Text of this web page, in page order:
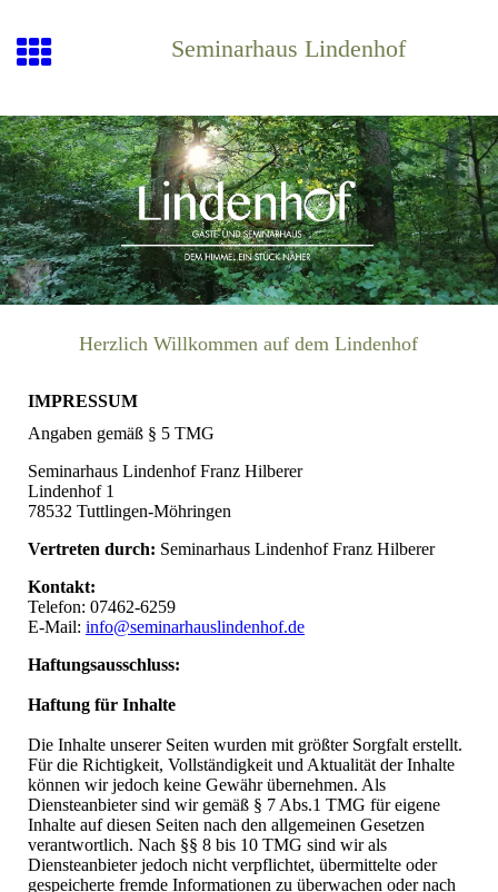
Seminarhaus Lindenhof
Herzlich Willkommen auf dem Lindenhof
IMPRESSUM
Angaben gemäß § 5 TMG
Seminarhaus Lindenhof Franz Hilberer
Lindenhof 1
78532 Tuttlingen-Möhringen
Vertreten durch: Seminarhaus Lindenhof Franz Hilberer
Kontakt:
Telefon: 07462-6259
E-Mail: info@seminarhauslindenhof.de
Haftungsausschluss:
Haftung für Inhalte
Die Inhalte unserer Seiten wurden mit größter Sorgfalt erstellt.
Für die Richtigkeit, Vollständigkeit und Aktualität der Inhalte
können wir jedoch keine Gewähr übernehmen. Als
Diensteanbieter sind wir gemäß § 7 Abs.1 TMG für eigene
Inhalte auf diesen Seiten nach den allgemeinen Gesetzen
verantwortlich. Nach §§ 8 bis 10 TMG sind wir als
Diensteanbieter jedoch nicht verpflichtet, übermittelte oder
gespeicherte fremde Informationen zu überwachen oder nach